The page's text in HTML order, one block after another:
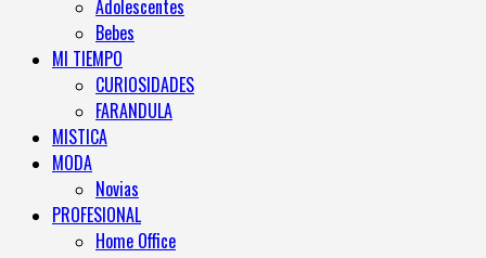
Adolescentes
Bebes
MI TIEMPO
CURIOSIDADES
FARANDULA
MISTICA
MODA
Novias
PROFESIONAL
Home Office